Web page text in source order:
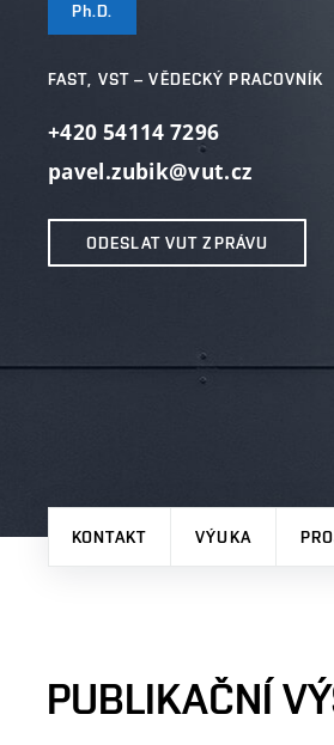
Ph.D.
FAST, VST – VĚDECKÝ PRACOVNÍK
+420 54114 7296
pavel.zubik@vut.cz
ODESLAT VUT ZPRÁVU
KONTAKT VÝUKA
PUBLIKAČNÍ